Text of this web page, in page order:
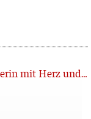
Bibelkennerin mit Herz und Hirn